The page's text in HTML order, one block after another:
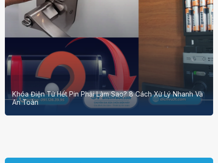
Khóa Điện Tử Hết Pin Phải Làm Sao? 8 Cách Xử Lý Nhanh Và
An Toàn